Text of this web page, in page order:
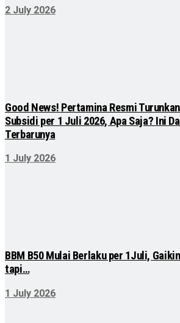
2 July 2026
Good News! Pertamina Resmi
Subsidi per 1 Juli 2026, Apa Saja? Ini
Terbarunya
1 July 2026
BBM B50 Mulai Berlaku per 1Juli,
tapi…
1 July 2026